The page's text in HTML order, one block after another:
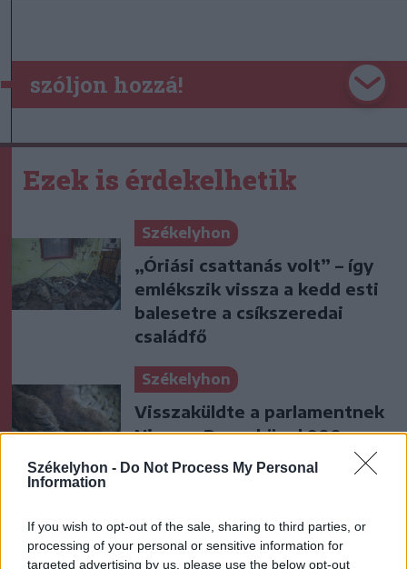
Székelyhon - Do Not Process My Personal
Information
If you wish to opt-out of the sale, sharing to third parties, or
processing of your personal or sensitive information for
targeted advertising by us, please use the below opt-out
szóljon hozzá!
Ezek is érdekelhetik
Székelyhon
„Óriási csattanás volt” – így
emlékszik vissza a kedd esti
balesetre a csíkszeredai
családfő
Székelyhon
Visszaküldte a parlamentnek
Nicușor Dan a közel 900
medve kilövését lehetővé
tevő törvényt
Székely Sport
Súlyos veszteség, kilenc